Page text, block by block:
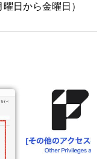
日から金曜日）